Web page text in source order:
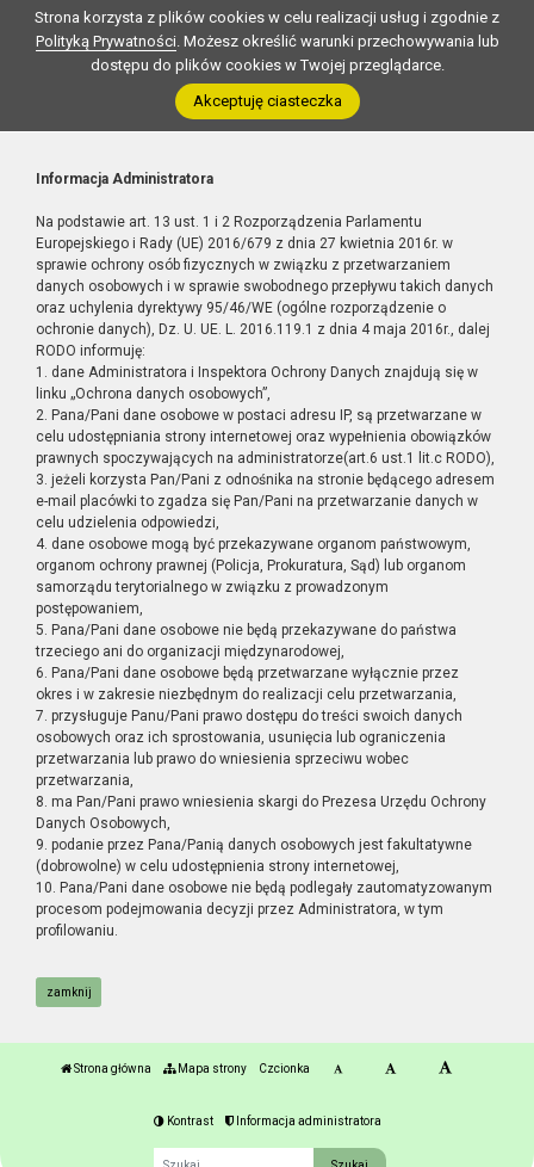
Strona korzysta z plików cookies w celu realizacji usług i zgodnie z
Polityką Prywatności. Możesz określić warunki przechowywania lub
dostępu do plików cookies w Twojej przeglądarce.
Akceptuję ciasteczka
Informacja Administratora
Na podstawie art. 13 ust. 1 i 2 Rozporządzenia Parlamentu
Europejskiego i Rady (UE) 2016/679 z dnia 27 kwietnia 2016r. w
sprawie ochrony osób fizycznych w związku z przetwarzaniem
danych osobowych i w sprawie swobodnego przepływu takich danych
oraz uchylenia dyrektywy 95/46/WE (ogólne rozporządzenie o
ochronie danych), Dz. U. UE. L. 2016.119.1 z dnia 4 maja 2016r., dalej
RODO informuję:
1. dane Administratora i Inspektora Ochrony Danych znajdują się w
linku „Ochrona danych osobowych”,
2. Pana/Pani dane osobowe w postaci adresu IP, są przetwarzane w
celu udostępniania strony internetowej oraz wypełnienia obowiązków
prawnych spoczywających na administratorze(art.6 ust.1 lit.c RODO),
3. jeżeli korzysta Pan/Pani z odnośnika na stronie będącego adresem
e-mail placówki to zgadza się Pan/Pani na przetwarzanie danych w
celu udzielenia odpowiedzi,
4. dane osobowe mogą być przekazywane organom państwowym,
organom ochrony prawnej (Policja, Prokuratura, Sąd) lub organom
samorządu terytorialnego w związku z prowadzonym
postępowaniem,
5. Pana/Pani dane osobowe nie będą przekazywane do państwa
trzeciego ani do organizacji międzynarodowej,
6. Pana/Pani dane osobowe będą przetwarzane wyłącznie przez
okres i w zakresie niezbędnym do realizacji celu przetwarzania,
7. przysługuje Panu/Pani prawo dostępu do treści swoich danych
osobowych oraz ich sprostowania, usunięcia lub ograniczenia
przetwarzania lub prawo do wniesienia sprzeciwu wobec
przetwarzania,
8. ma Pan/Pani prawo wniesienia skargi do Prezesa Urzędu Ochrony
Danych Osobowych,
9. podanie przez Pana/Panią danych osobowych jest fakultatywne
(dobrowolne) w celu udostępnienia strony internetowej,
10. Pana/Pani dane osobowe nie będą podlegały zautomatyzowanym
procesom podejmowania decyzji przez Administratora, w tym
profilowaniu.
zamknij
Strona główna Mapa strony Czcionka
Kontrast Informacja administratora